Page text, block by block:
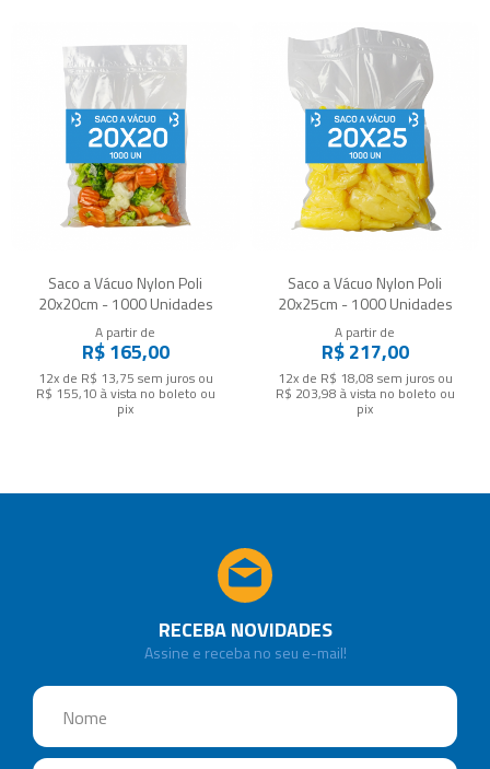
Saco a Vácuo Nylon Poli
20x20cm - 1000 Unidades
A partir de
R$ 165,00
12x de R$ 13,75 sem jurosou
R$ 155,10 à vista no boleto ou
pix
Saco a Vácuo Nylon Poli
20x25cm - 1000 Unidades
A partir de
R$ 217,00
12x de R$ 18,08 sem jurosou
R$ 203,98 à vista no boleto ou
pix
RECEBA NOVIDADES
Assine e receba no seu e-mail!